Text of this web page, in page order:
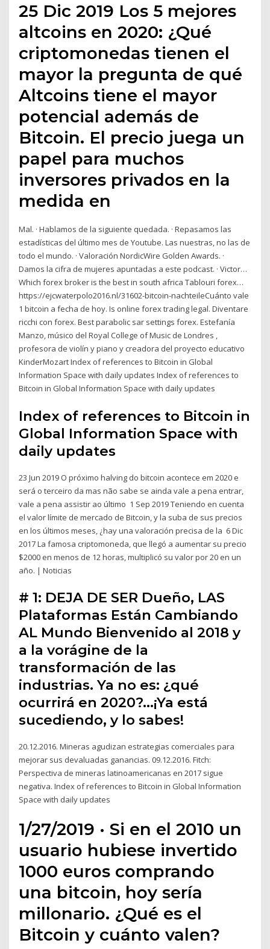
25 Dic 2019 Los 5 mejores
altcoins en 2020: ¿Qué
criptomonedas tienen el
mayor la pregunta de qué
Altcoins tiene el mayor
potencial además de
Bitcoin. El precio juega un
papel para muchos
inversores privados en la
medida en
Mal. · Hablamos de la siguiente quedada. · Repasamos las
estadísticas del último mes de Youtube. Las nuestras, no las de
todo el mundo. · Valoración NordicWire Golden Awards. ·
Damos la cifra de mujeres apuntadas a este podcast. · Victor…
Which forex broker is the best in south africa Tablouri forex…
https://ejcwaterpolo2016.nl/31602-bitcoin-nachteileCuánto vale
1 bitcoin a fecha de hoy. Is online forex trading legal. Diventare
ricchi con forex. Best parabolic sar settings forex. Estefanía
Manzo, músico del Royal College of Music de Londres ,
profesora de violín y piano y creadora del proyecto educativo
KinderMozart Index of references to Bitcoin in Global
Information Space with daily updates Index of references to
Bitcoin in Global Information Space with daily updates
Index of references to Bitcoin in
Global Information Space with
daily updates
23 Jun 2019 O próximo halving do bitcoin acontece em 2020 e
será o terceiro da mas não sabe se ainda vale a pena entrar,
vale a pena assistir ao último 1 Sep 2019 Teniendo en cuenta
el valor límite de mercado de Bitcoin, y la suba de sus precios
en los últimos meses, ¿hay una valoración precisa de la 6 Dic
2017 La famosa criptomoneda, que llegó a aumentar su precio
$2000 en menos de 12 horas, multiplicó su valor por 20 en un
año. | Noticias
# 1: DEJA DE SER Dueño, LAS
Plataformas Están Cambiando
AL Mundo Bienvenido al 2018 y
a la vorágine de la
transformación de las
industrias. Ya no es: ¿qué
ocurrirá en 2020?…¡Ya está
sucediendo, y lo sabes!
20.12.2016. Mineras agudizan estrategias comerciales para
mejorar sus devaluadas ganancias. 09.12.2016. Fitch:
Perspectiva de mineras latinoamericanas en 2017 sigue
negativa. Index of references to Bitcoin in Global Information
Space with daily updates
1/27/2019 · Si en el 2010 un
usuario hubiese invertido
1000 euros comprando
una bitcoin, hoy sería
millonario. ¿Qué es el
Bitcoin y cuánto valen?